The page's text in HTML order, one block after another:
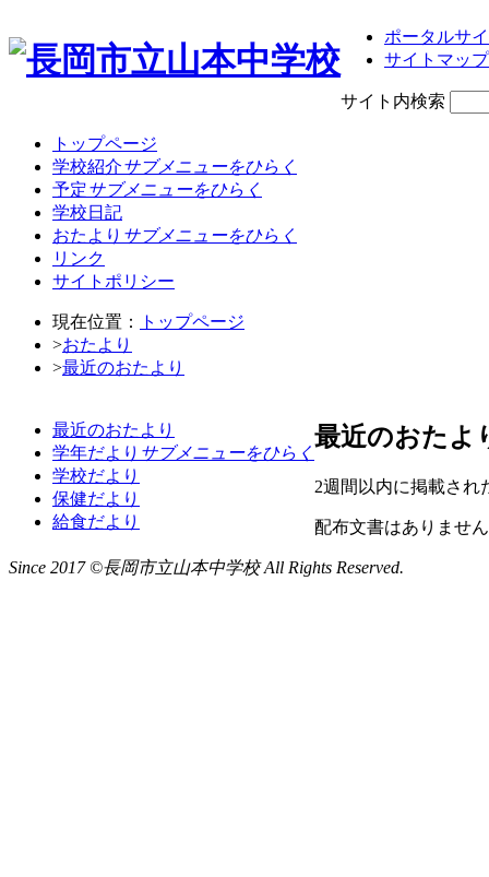
ポータルサ
サイトマップ
サイト内検索
トップページ
学校紹介サブメニューをひらく
予定サブメニューをひらく
学校日記
おたより サブメニューをひらく
リンク
サイトポリシー
現在位置：
トップページ
>おたより
>最近のおたより
最近のおたより
学年だより サブメニューをひらく
学校だより
保健だより
給食だより
最近のおたよ
2週間以内に掲載され
配布文書はありませ
Since 2017 ©長岡市立山本中学校 All Rights Reserved.